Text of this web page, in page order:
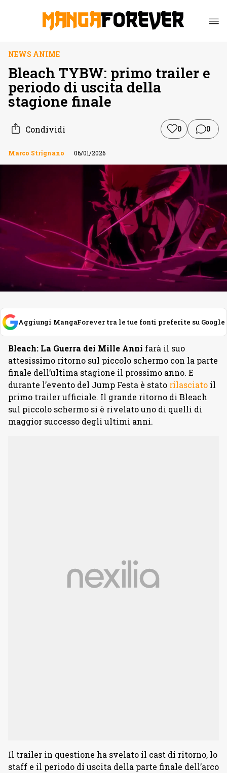
NEWS ANIME
Bleach TYBW: primo trailer e
periodo di uscita della
stagione finale
Condividi 0 0
Marco Strignano 06/01/2026
Aggiungi MangaForever tra le tue fonti preferite su Google
Bleach: La Guerra dei Mille Anni farà il suo
attesissimo ritorno sul piccolo schermo con la parte
finale dell’ultima stagione il prossimo anno. E
durante l’evento del Jump Festa è stato rilasciato il
primo trailer ufficiale. Il grande ritorno di Bleach
sul piccolo schermo si è rivelato uno di quelli di
maggior successo degli ultimi anni.
Il trailer in questione ha svelato il cast di ritorno, lo
staff e il periodo di uscita della parte finale dell’arco